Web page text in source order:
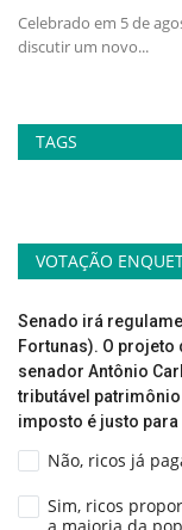
Celebrado em 5 de
discutir um novo...
TAGS
VOTAÇÃO
Senado irá
Fortunas). O projeto
senador Antônio
tributável
imposto é justo
Não, ricos já
Sim, ricos